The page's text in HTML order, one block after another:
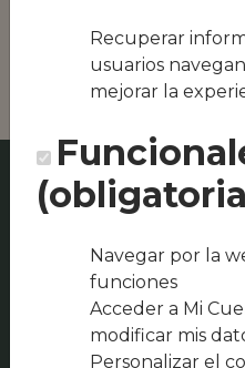
RESTAURANTE.
Recuperar
usuarios
mejorar la
Navegar por la
funciones
Acceder a Mi
modificar mis
Personalizar el